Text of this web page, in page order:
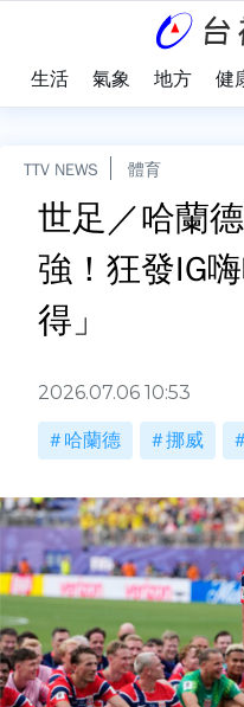
生活 氣象 地方 健
TTV NEWS 體育
世足／哈蘭
強！狂發IG
得」
2026.07.06 10:53
哈蘭德 挪威